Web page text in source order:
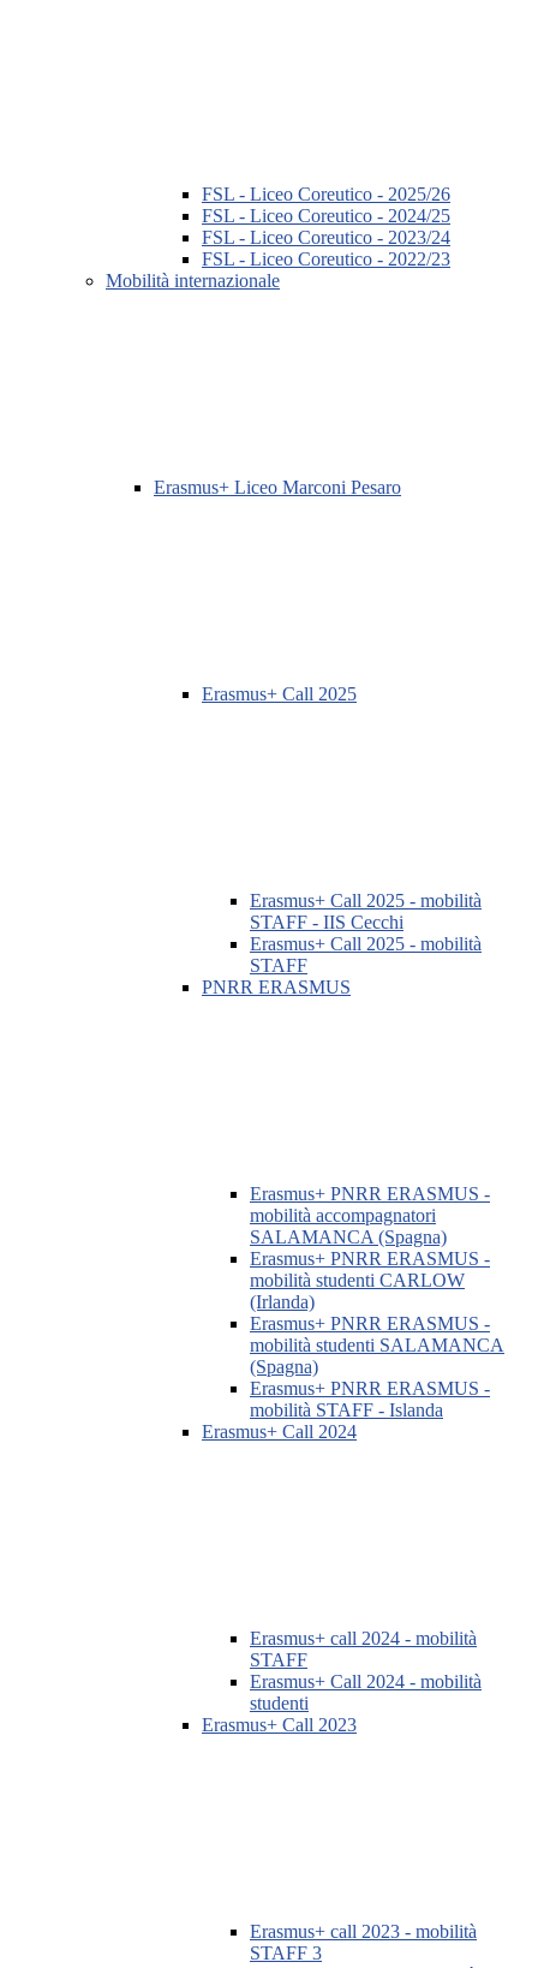
FSL - Liceo Coreutico - 2025/26
FSL - Liceo Coreutico - 2024/25
FSL - Liceo Coreutico - 2023/24
FSL - Liceo Coreutico - 2022/23
Mobilità internazionale
Erasmus+ Liceo Marconi Pesaro
Erasmus+ Call 2025
Erasmus+ Call 2025 - mobilità
STAFF - IIS Cecchi
Erasmus+ Call 2025 - mobilità
STAFF
PNRR ERASMUS
Erasmus+ PNRR ERASMUS -
mobilità accompagnatori
SALAMANCA (Spagna)
Erasmus+ PNRR ERASMUS -
mobilità studenti CARLOW
(Irlanda)
Erasmus+ PNRR ERASMUS -
mobilità studenti SALAMANCA
(Spagna)
Erasmus+ PNRR ERASMUS -
mobilità STAFF - Islanda
Erasmus+ Call 2024
Erasmus+ call 2024 - mobilità
STAFF
Erasmus+ Call 2024 - mobilità
studenti
Erasmus+ Call 2023
Erasmus+ call 2023 - mobilità
STAFF 3